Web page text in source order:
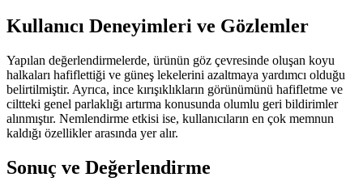
Kullanıcı Deneyimleri ve Gözlemler
Yapılan değerlendirmelerde, ürünün göz çevresinde oluşan koyu
halkaları hafiflettiği ve güneş lekelerini azaltmaya yardımcı olduğu
belirtilmiştir. Ayrıca, ince kırışıklıkların görünümünü hafifletme ve
ciltteki genel parlaklığı artırma konusunda olumlu geri bildirimler
alınmıştır. Nemlendirme etkisi ise, kullanıcıların en çok memnun
kaldığı özellikler arasında yer alır.
Sonuç ve Değerlendirme